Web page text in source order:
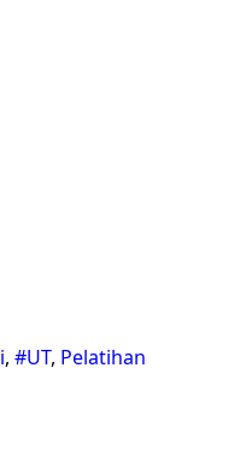
, #UT, Pelatihan